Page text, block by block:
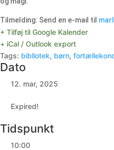
Tilmelding: Send en e-mail til
+ Tilføj til Google Kalender
+ iCal / Outlook export
Tags: bibliotek, børn,
Dato
12. mar, 2025
Expired!
Tidspunkt
10:00